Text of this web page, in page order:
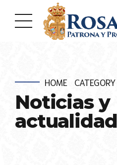
HOME CATEGORY
Noticias y
actualidad